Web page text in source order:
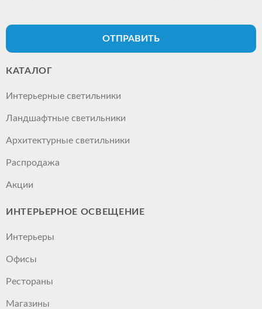
ОТПРАВИТЬ
КАТАЛОГ
Интерьерные светильники
Ландшафтные светильники
Архитектурные светильники
Распродажа
Акции
ИНТЕРЬЕРНОЕ ОСВЕЩЕНИЕ
Интерьеры
Офисы
Рестораны
Магазины